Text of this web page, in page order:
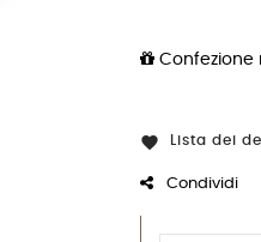
Confezione
 Lista dei
Condividi